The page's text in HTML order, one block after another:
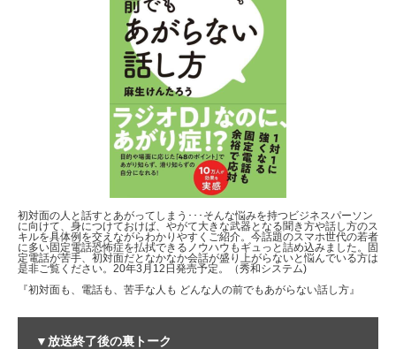
初対面の人と話すとあがってしまう･･･そんな悩みを持つビジネスパーソン
に向けて、身につけておけば、やがて大きな武器となる聞き方や話し方のス
キルを具体例を交えながらわかりやすくご紹介。今話題のスマホ世代の若者
に多い固定電話恐怖症を払拭できるノウハウもギュっと詰め込みました。固
定電話が苦手、初対面だとなかなか会話が盛り上がらないと悩んでいる方は
是非ご覧ください。20年3月12日発売予定。（秀和システム)
『初対面も、電話も、苦手な人も どんな人の前でもあがらない話し方』
▼放送終了後の裏トーク